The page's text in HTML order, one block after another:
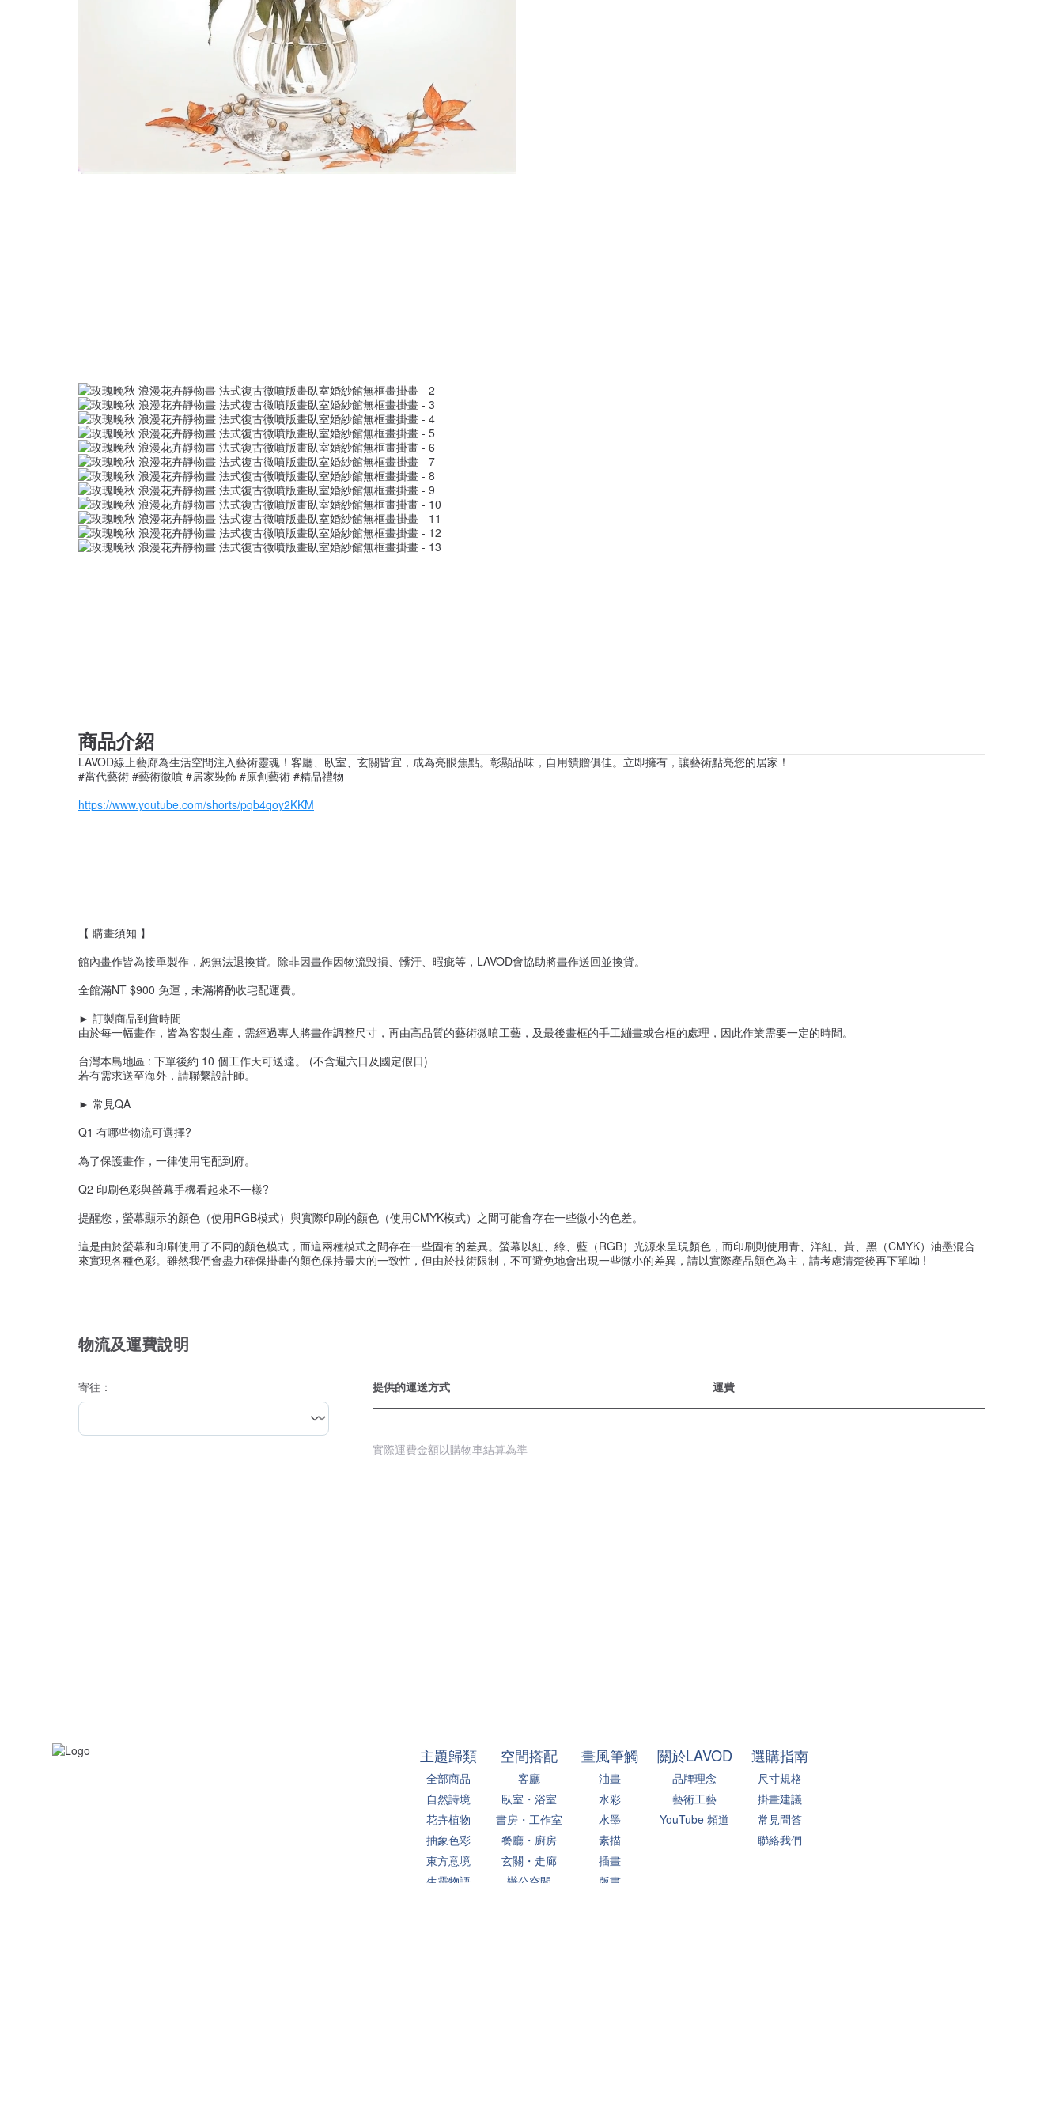
商品介紹
LAVOD線上藝廊為生活空間注入藝術靈魂！客廳、臥室、玄關皆宜，成為亮眼焦點。彰顯品味，自用饋贈俱佳。立即擁有，讓藝術點亮您的居家！
#當代藝術 #藝術微噴 #居家裝飾 #原創藝術 #精品禮物
https://www.youtube.com/shorts/pqb4qoy2KKM
【 購畫須知 】
館內畫作皆為接單製作，恕無法退換貨。除非因畫作因物流毀損、髒汙、暇疵等，LAVOD會協助將畫作送回並換貨。
全館滿NT $900 免運，未滿將酌收宅配運費。
► 訂製商品到貨時間
由於每一幅畫作，皆為客製生產，需經過專人將畫作調整尺寸，再由高品質的藝術微噴工藝，及最後畫框的手工繃畫或合框的處理，因此作業需要一定的時間。
台灣本島地區 : 下單後約 10 個工作天可送達。 (不含週六日及國定假日)
若有需求送至海外，請聯繫設計師。
► 常見QA
Q1 有哪些物流可選擇?
為了保護畫作，一律使用宅配到府。
Q2 印刷色彩與螢幕手機看起來不一樣?
提醒您，螢幕顯示的顏色（使用RGB模式）與實際印刷的顏色（使用CMYK模式）之間可能會存在一些微小的色差。
這是由於螢幕和印刷使用了不同的顏色模式，而這兩種模式之間存在一些固有的差異。螢幕以紅、綠、藍（RGB）光源來呈現顏色，而印刷則使用青、洋紅、黃、黑（CMYK）油墨混合
來實現各種色彩。雖然我們會盡力確保掛畫的顏色保持最大的一致性，但由於技術限制，不可避免地會出現一些微小的差異，請以實際產品顏色為主，請考慮清楚後再下單呦 !
物流及運費說明
寄往： 提供的運送方式 運費
實際運費金額以購物車結算為準
主題歸類
全部商品
自然詩境
花卉植物
抽象色彩
東方意境
生靈物語
空間搭配
客廳
臥室・浴室
書房・工作室
餐廳・廚房
玄關・走廊
辦公空間
畫風筆觸
油畫
水彩
水墨
素描
插畫
版畫
關於LAVOD
品牌理念
藝術工藝
YouTube 頻道
選購指南
尺寸規格
掛畫建議
常見問答
聯絡我們